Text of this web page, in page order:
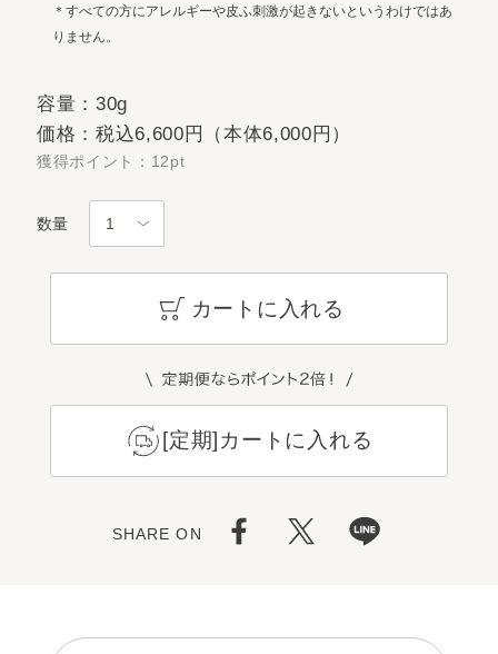
＊すべての方にアレルギーや皮ふ刺激が起きないというわけではあ
りません。
容量：30g
価格：税込6,600円（本体6,000円）
獲得ポイント：12pt
数量
カートに入れる
[定期]カートに入れる
SHARE ON